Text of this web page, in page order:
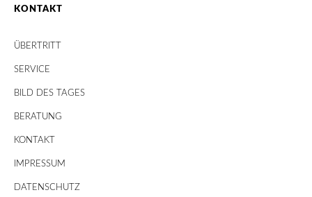
KONTAKT
ÜBERTRITT
SERVICE
BILD DES TAGES
BERATUNG
KONTAKT
IMPRESSUM
DATENSCHUTZ